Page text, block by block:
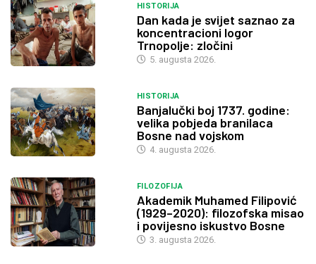
HISTORIJA
Dan kada je svijet saznao za
koncentracioni logor
Trnopolje: zločini
5. augusta 2026.
HISTORIJA
Banjalučki boj 1737. godine:
velika pobjeda branilaca
Bosne nad vojskom
4. augusta 2026.
FILOZOFIJA
Akademik Muhamed Filipović
(1929–2020): filozofska misao
i povijesno iskustvo Bosne
3. augusta 2026.